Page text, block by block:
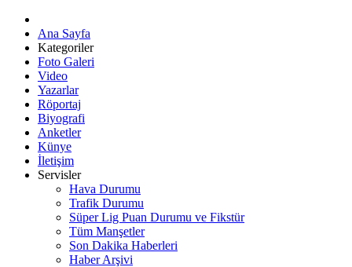
Ana Sayfa
Kategoriler
Foto Galeri
Video
Yazarlar
Röportaj
Biyografi
Anketler
Künye
İletişim
Servisler
Hava Durumu
Trafik Durumu
Süper Lig Puan Durumu ve Fikstür
Tüm Manşetler
Son Dakika Haberleri
Haber Arşivi